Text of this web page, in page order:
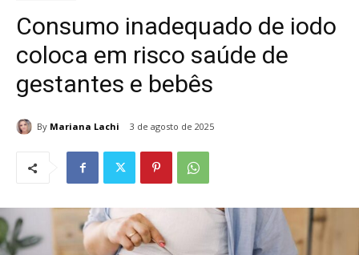
Consumo inadequado de iodo
coloca em risco saúde de
gestantes e bebês
By Mariana Lachi 3 de agosto de 2025